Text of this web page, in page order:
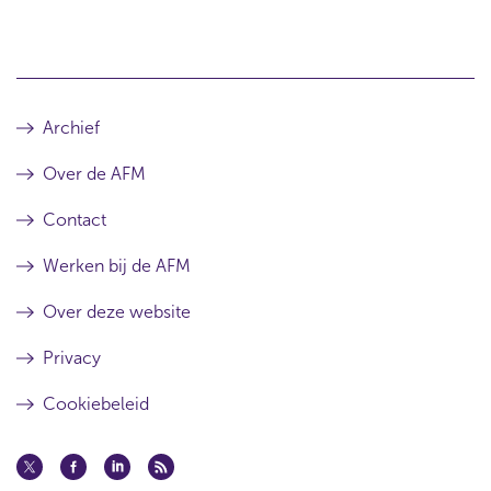
Archief
Over de AFM
Contact
Werken bij de AFM
Over deze website
Privacy
Cookiebeleid